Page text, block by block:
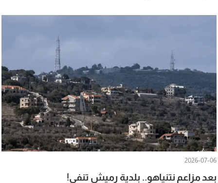
2026-07-06
بعد مزاعم نتنياهو.. بلدية رميش تنفي!